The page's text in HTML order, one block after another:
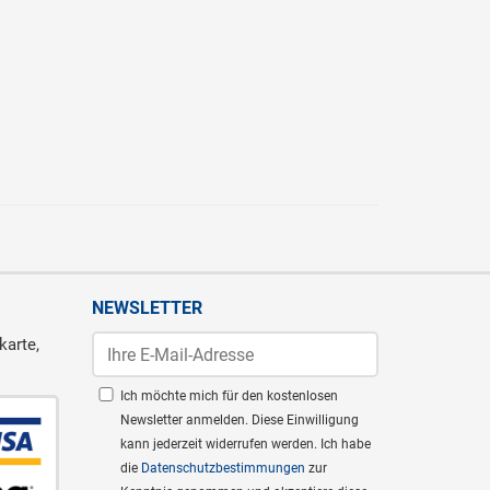
NEWSLETTER
Ich möchte mich für den kostenlosen
Newsletter anmelden. Diese Einwilligung
kann jederzeit widerrufen werden. Ich habe
die Datenschutzbestimmungen zur